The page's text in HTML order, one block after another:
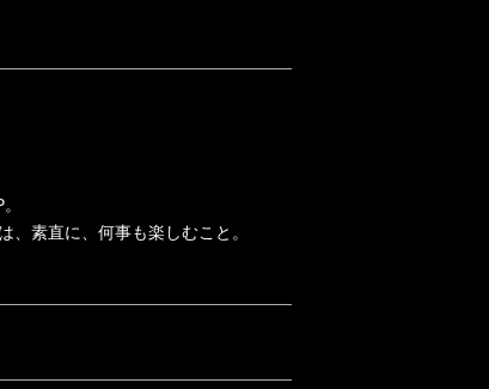
素直に、何事も楽しむこと。